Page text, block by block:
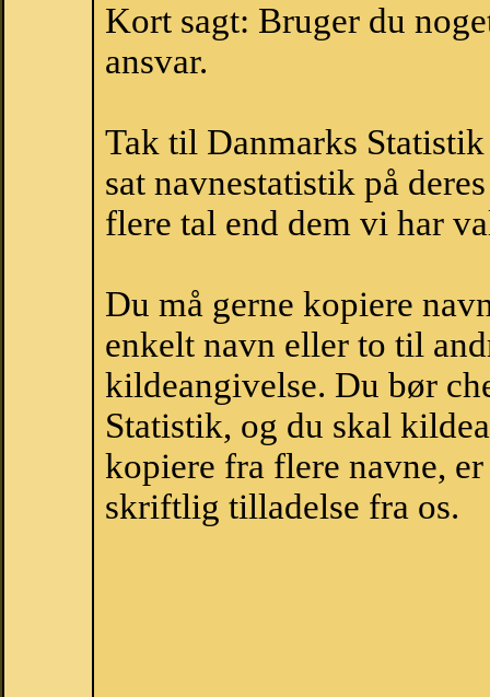
Kort sagt: Bruger du
ansvar.
Tak til Danmarks
sat navnestatistik på
flere tal end dem vi har
Du må gerne kopiere
enkelt navn eller to til
kildeangivelse. Du bør
Statistik, og du skal
kopiere fra flere navne,
skriftlig tilladelse fra os.